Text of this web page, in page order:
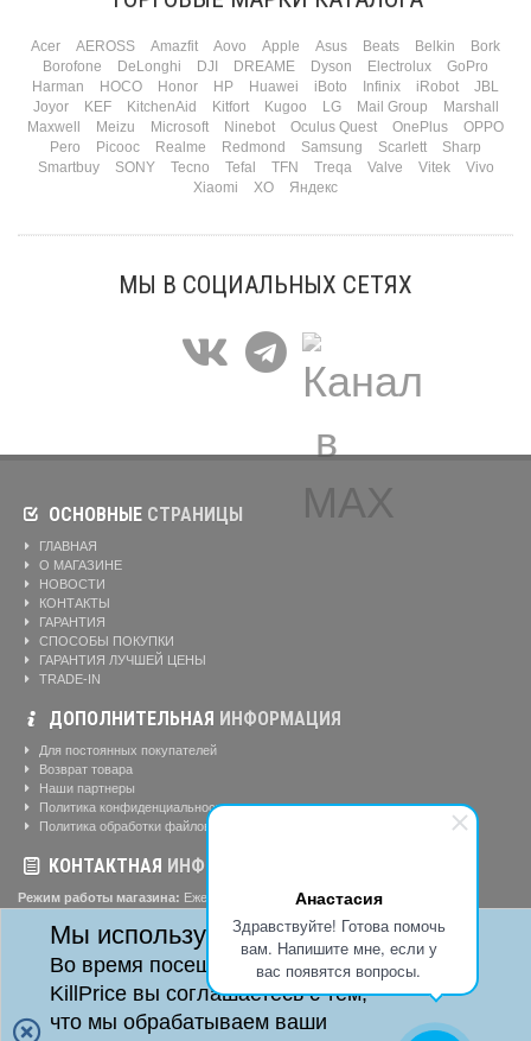
Анастасия
Здравствуйте! Готова помочь
вам. Напишите мне, если у
вас появятся вопросы.
Acer AEROSS Amazfit Aovo Apple Asus Beats Belkin
Bork
Borofone
DeLonghi DJI DREAME Dyson Electrolux
GoPro
Harman
HOCO Honor HP Huawei iBoto Infinix iRobot
JBL
Joyor
KEF KitchenAid Kitfort Kugoo LG Mail Group
Marshall
Maxwell
Meizu Microsoft Ninebot Oculus Quest OnePlus
OPPO
Pero
Picooc Realme Redmond Samsung Scarlett
Sharp
Smartbuy
SONY Tecno Tefal TFN Treqa Valve Vitek
Vivo
Xiaomi
XO Яндекс
МЫ В СОЦИАЛЬНЫХ СЕТЯХ
Мы используем cookie
Во время посещения сайта
KillPrice вы соглашаетесь с тем,
что мы обрабатываем ваши
ОСНОВНЫЕ СТРАНИЦЫ
ГЛАВНАЯ
О МАГАЗИНЕ
НОВОСТИ
КОНТАКТЫ
ГАРАНТИЯ
СПОСОБЫ ПОКУПКИ
ГАРАНТИЯ ЛУЧШЕЙ ЦЕНЫ
TRADE-IN
ДОПОЛНИТЕЛЬНАЯ ИНФОРМАЦИЯ
Для постоянных покупателей
Возврат товара
Наши партнеры
Политика конфиденциальности
Политика обработки файлов cookie
КОНТАКТНАЯ ИНФОРМАЦИЯ
Режим работы магазина: Ежедневно: 10:00-20:00
8-904-895-02-20
г. Красноярск, ул. Алексеева, д. 24, офис 41
Killprice24 © 2014 - 2026
Killprice24 Магазин цифровой техники.